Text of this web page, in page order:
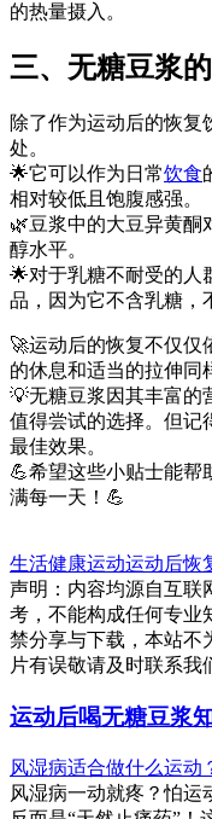
的热量摄入。
三、无糖豆浆
除了作为运动后的恢复
处。
🌟它可以作为日常饮食
相对较低且饱腹感强。
🌿豆浆中的大豆异黄酮
醇水平。
🌟对于乳糖不耐受的人
品，因为它不含乳糖，
🚀运动后的恢复不仅仅
的休息和适当的拉伸同
💡无糖豆浆因其丰富的
值得尝试的选择。但记
最佳效果。
💪希望这些小贴士能帮
满每一天！💪
生活健康运动运动后恢
声明：内容均源自互联
考，不能构成任何专业
禁分享与下载，本站不
片有误敬请及时联系我
运动后喝无糖豆浆
风湿病适合做什么运动
风湿病一动就疼？怕运